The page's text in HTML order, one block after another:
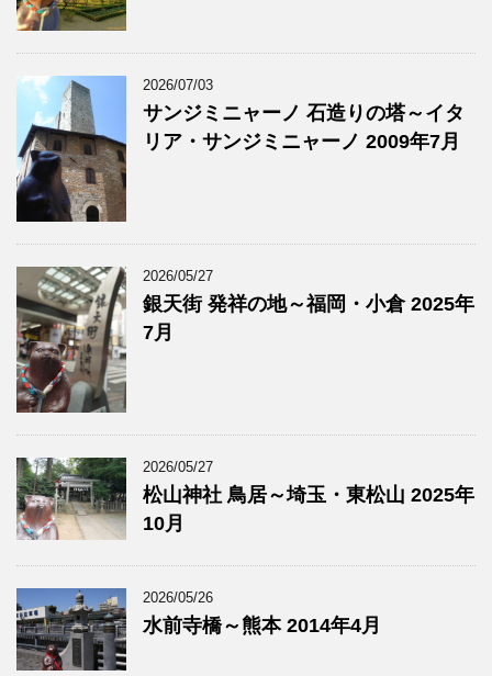
2026/07/03
サンジミニャーノ 石造りの塔～イタ
リア・サンジミニャーノ 2009年7月
2026/05/27
銀天街 発祥の地～福岡・小倉 2025年
7月
2026/05/27
松山神社 鳥居～埼玉・東松山 2025年
10月
2026/05/26
水前寺橋～熊本 2014年4月